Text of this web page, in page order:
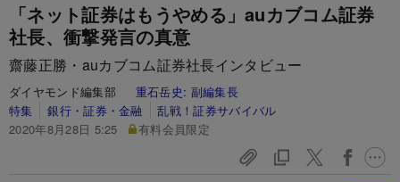
「ネット証券はもうやめる」auカブコム証券
社長、衝撃発言の真意
齋藤正勝・auカブコム証券社長インタビュー
ダイヤモンド編集部 重石岳史: 副編集長
特集
銀行・証券・金融
乱戦！証券サバイバル
2020年8月28日 5:25
有料会員限定